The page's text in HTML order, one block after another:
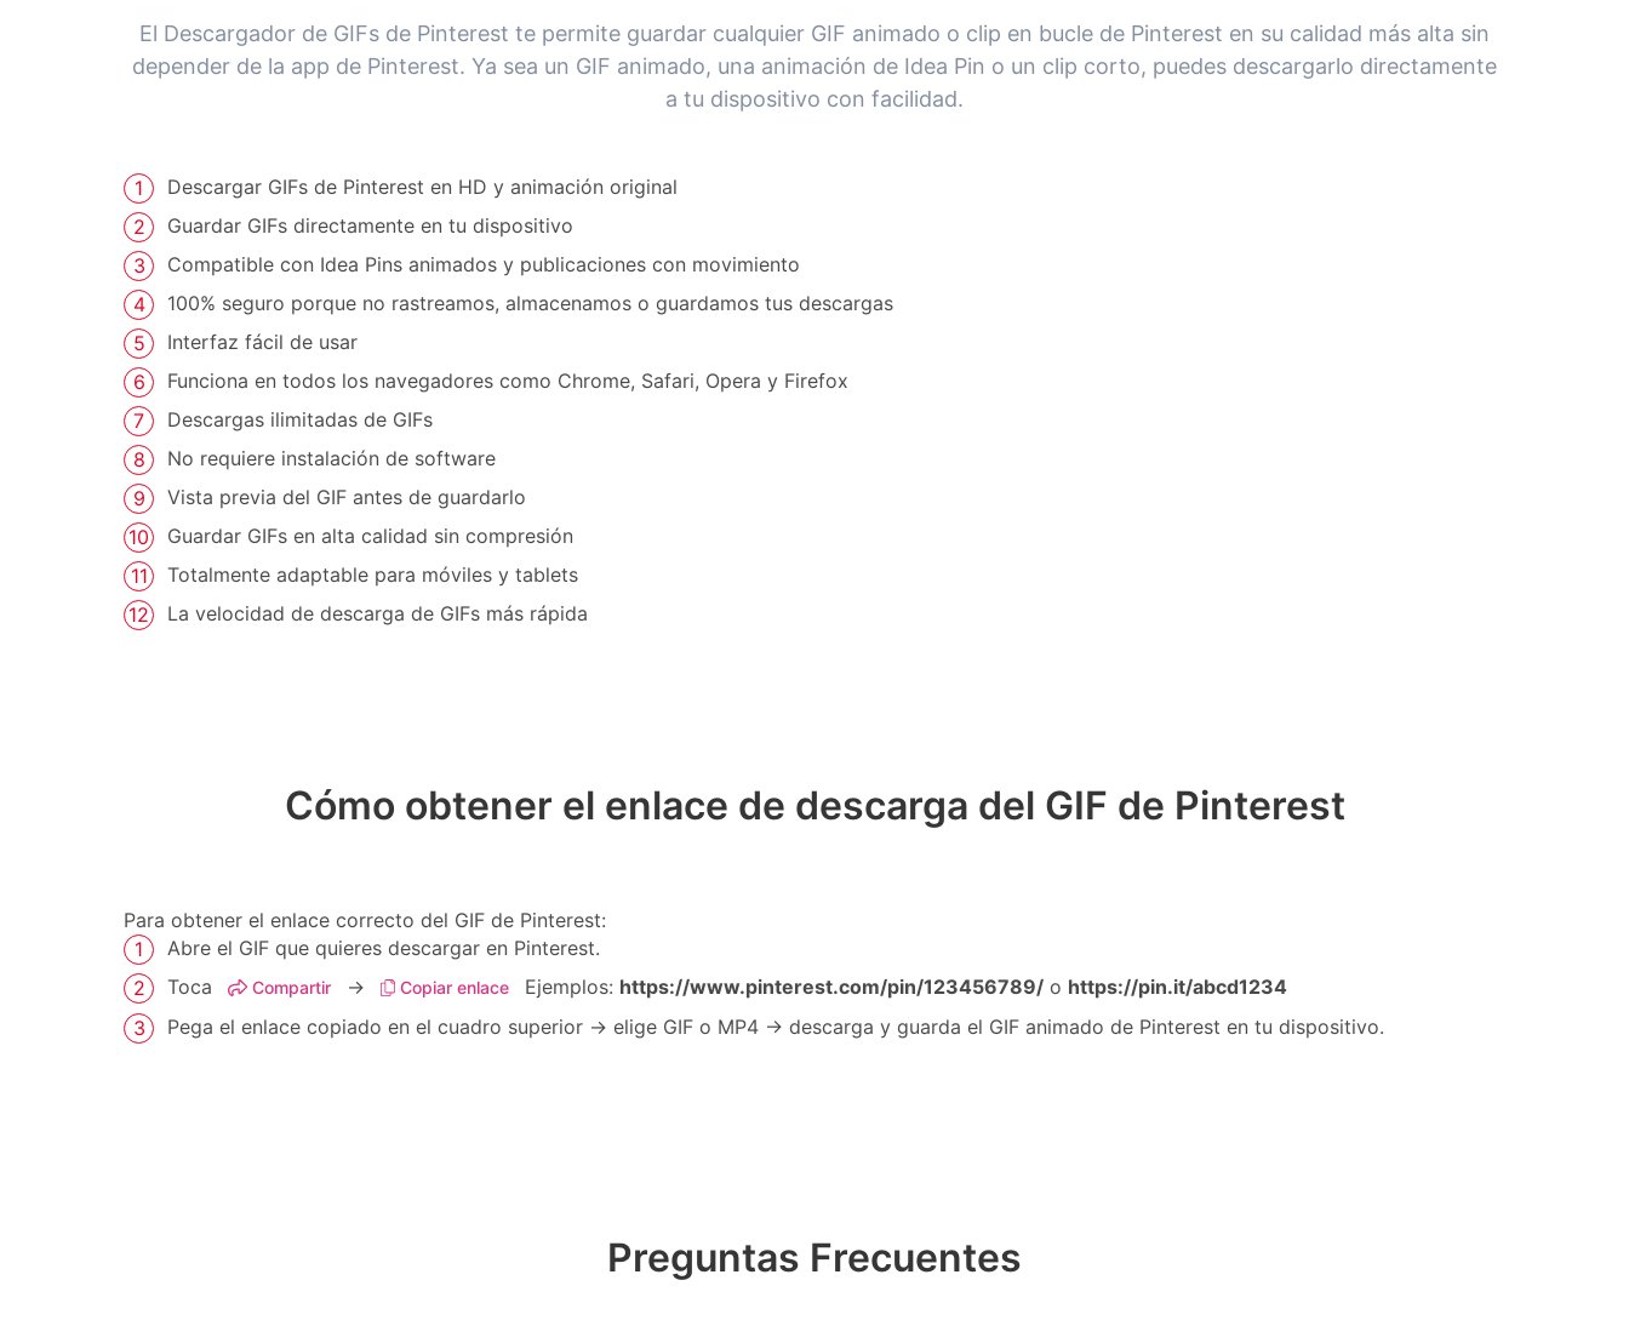
El Descargador de GIFs de Pinterest te permite guardar cualquier GIF animado o clip en bucle de Pinterest en su calidad más alta sin
depender de la app de Pinterest. Ya sea un GIF animado, una animación de Idea Pin o un clip corto, puedes descargarlo directamente
a tu dispositivo con facilidad.
Descargar GIFs de Pinterest en HD y animación original
Guardar GIFs directamente en tu dispositivo
Compatible con Idea Pins animados y publicaciones con movimiento
100% seguro porque no rastreamos, almacenamos o guardamos tus descargas
Interfaz fácil de usar
Funciona en todos los navegadores como Chrome, Safari, Opera y Firefox
Descargas ilimitadas de GIFs
No requiere instalación de software
Vista previa del GIF antes de guardarlo
Guardar GIFs en alta calidad sin compresión
Totalmente adaptable para móviles y tablets
La velocidad de descarga de GIFs más rápida
Cómo obtener el enlace de descarga del GIF de Pinterest
Para obtener el enlace correcto del GIF de Pinterest:
Abre el GIF que quieres descargar en Pinterest.
Toca
Compartir → Copiar enlace Ejemplos: https://www.pinterest.com/pin/123456789/ o https://pin.it/abcd1234
Pega el enlace copiado en el cuadro superior → elige GIF o MP4 → descarga y guarda el GIF animado de Pinterest en tu dispositivo.
Preguntas Frecuentes